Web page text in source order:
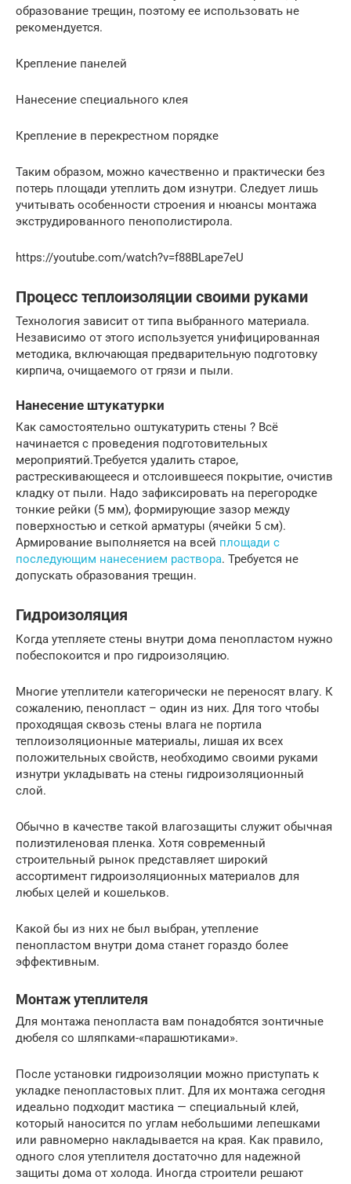
образование трещин, поэтому ее использовать не
рекомендуется.
Крепление панелей
Нанесение специального клея
Крепление в перекрестном порядке
Таким образом, можно качественно и практически без
потерь площади утеплить дом изнутри. Следует лишь
учитывать особенности строения и нюансы монтажа
экструдированного пенополистирола.
https://youtube.com/watch?v=f88BLape7eU
Процесс теплоизоляции своими руками
Технология зависит от типа выбранного материала.
Независимо от этого используется унифицированная
методика, включающая предварительную подготовку
кирпича, очищаемого от грязи и пыли.
Нанесение штукатурки
Как самостоятельно оштукатурить стены ? Всё
начинается с проведения подготовительных
мероприятий.Требуется удалить старое,
растрескивающееся и отслоившееся покрытие, очистив
кладку от пыли. Надо зафиксировать на перегородке
тонкие рейки (5 мм), формирующие зазор между
поверхностью и сеткой арматуры (ячейки 5 см).
Армирование выполняется на всей площади с
последующим нанесением раствора. Требуется не
допускать образования трещин.
Гидроизоляция
Когда утепляете стены внутри дома пенопластом нужно
побеспокоится и про гидроизоляцию.
Многие утеплители категорически не переносят влагу. К
сожалению, пенопласт – один из них. Для того чтобы
проходящая сквозь стены влага не портила
теплоизоляционные материалы, лишая их всех
положительных свойств, необходимо своими руками
изнутри укладывать на стены гидроизоляционный
слой.
Обычно в качестве такой влагозащиты служит обычная
полиэтиленовая пленка. Хотя современный
строительный рынок представляет широкий
ассортимент гидроизоляционных материалов для
любых целей и кошельков.
Какой бы из них не был выбран, утепление
пенопластом внутри дома станет гораздо более
эффективным.
Монтаж утеплителя
Для монтажа пенопласта вам понадобятся зонтичные
дюбеля со шляпками-«парашютиками».
После установки гидроизоляции можно приступать к
укладке пенопластовых плит. Для их монтажа сегодня
идеально подходит мастика — специальный клей,
который наносится по углам небольшими лепешками
или равномерно накладывается на края. Как правило,
одного слоя утеплителя достаточно для надежной
защиты дома от холода. Иногда строители решают